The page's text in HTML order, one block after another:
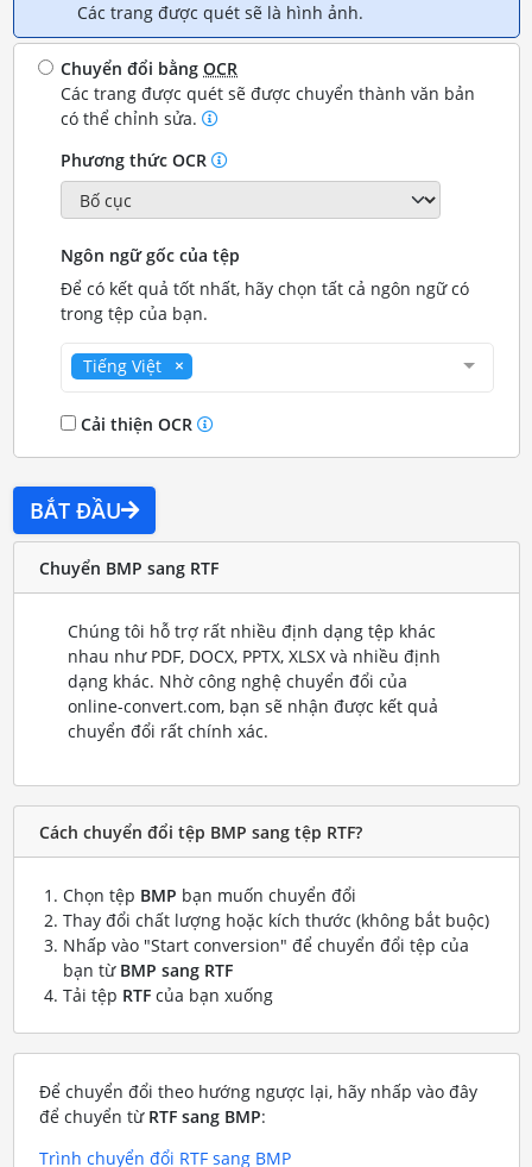
Các trang được quét sẽ là hình ảnh.
Chuyển đổi bằngOCR
Các trang được quét sẽ được chuyển thành văn bản
có thể chỉnh sửa.
Phương thức OCR
Ngôn ngữ gốc của tệp
Để có kết quả tốt nhất, hãy chọn tất cả ngôn ngữ có
trong tệp của bạn.
Tiếng Việt
Cải thiện OCR
BẮT ĐẦU
Chuyển BMP sang RTF
Chúng tôi hỗ trợ rất nhiều định dạng tệp khác
nhau như PDF, DOCX, PPTX, XLSX và nhiều định
dạng khác. Nhờ công nghệ chuyển đổi của
online-convert.com, bạn sẽ nhận được kết quả
chuyển đổi rất chính xác.
Cách chuyển đổi tệp BMP sang tệp RTF?
Chọn tệp BMP bạn muốn chuyển đổi
Thay đổi chất lượng hoặc kích thước (không bắt buộc)
Nhấp vào "Start conversion" để chuyển đổi tệp của
bạn từ BMP sang RTF
Tải tệp RTFcủa bạn xuống
Để chuyển đổi theo hướng ngược lại, hãy nhấp vào đây
để chuyển từ RTF sang BMP:
Trình chuyển đổi RTF sang BMP